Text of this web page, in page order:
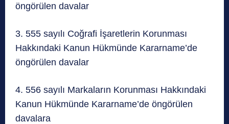
öngörülen davalar
3. 555 sayılı Coğrafi İşaretlerin Korunması
Hakkındaki Kanun Hükmünde Kararname’de
öngörülen davalar
4. 556 sayılı Markaların Korunması Hakkındaki
Kanun Hükmünde Kararname’de öngörülen
davalara